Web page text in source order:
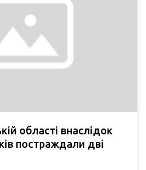
області внаслідок
постраждали дві